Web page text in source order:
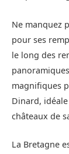
Ne manquez
pour ses
le long des
magnifiques
Dinard,
châteaux de
La Bretagne